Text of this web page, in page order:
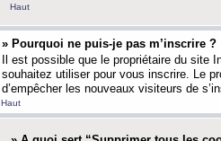
Haut
» Pourquoi ne puis-je pas m’inscrire ?
Il est possible que le propriétaire du site
souhaitez utiliser pour vous inscrire. Le
d’empêcher les nouveaux visiteurs de
Haut